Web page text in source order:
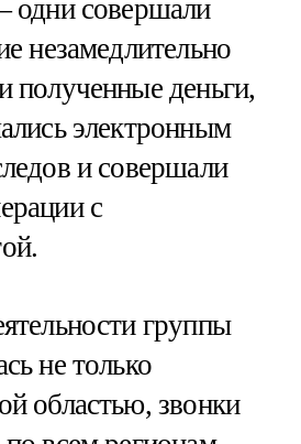
одни совершали
незамедлительно
полученные деньги,
электронным
и совершали
с
группы
не только
областью, звонки